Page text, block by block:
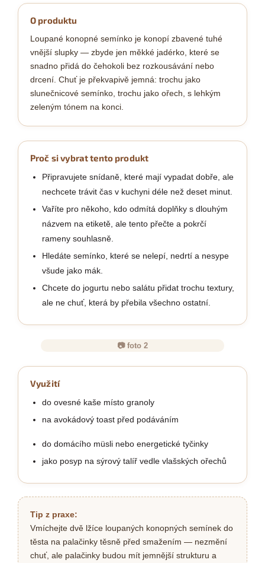
O produktu
Loupané konopné semínko je konopí zbavené tuhé
vnější slupky — zbyde jen měkké jadérko, které se
snadno přidá do čehokoli bez rozkousávání nebo
drcení. Chuť je překvapivě jemná: trochu jako
slunečnicové semínko, trochu jako ořech, s lehkým
zeleným tónem na konci.
Proč si vybrat tento produkt
Připravujete snídaně, které mají vypadat dobře, ale
nechcete trávit čas v kuchyni déle než deset minut.
Vaříte pro někoho, kdo odmítá doplňky s dlouhým
názvem na etiketě, ale tento přečte a pokrčí
rameny souhlasně.
Hledáte semínko, které se nelepí, nedrtí a nesype
všude jako mák.
Chcete do jogurtu nebo salátu přidat trochu textury,
ale ne chuť, která by přebila všechno ostatní.
📷 foto 2
Využití
do ovesné kaše místo granoly
na avokádový toast před podáváním
do domácího müsli nebo energetické tyčinky
jako posyp na sýrový talíř vedle vlašských ořechů
Tip z praxe:
Vmíchejte dvě lžíce loupaných konopných semínek do
těsta na palačinky těsně před smažením — nezmění
chuť, ale palačinky budou mít jemnější strukturu a